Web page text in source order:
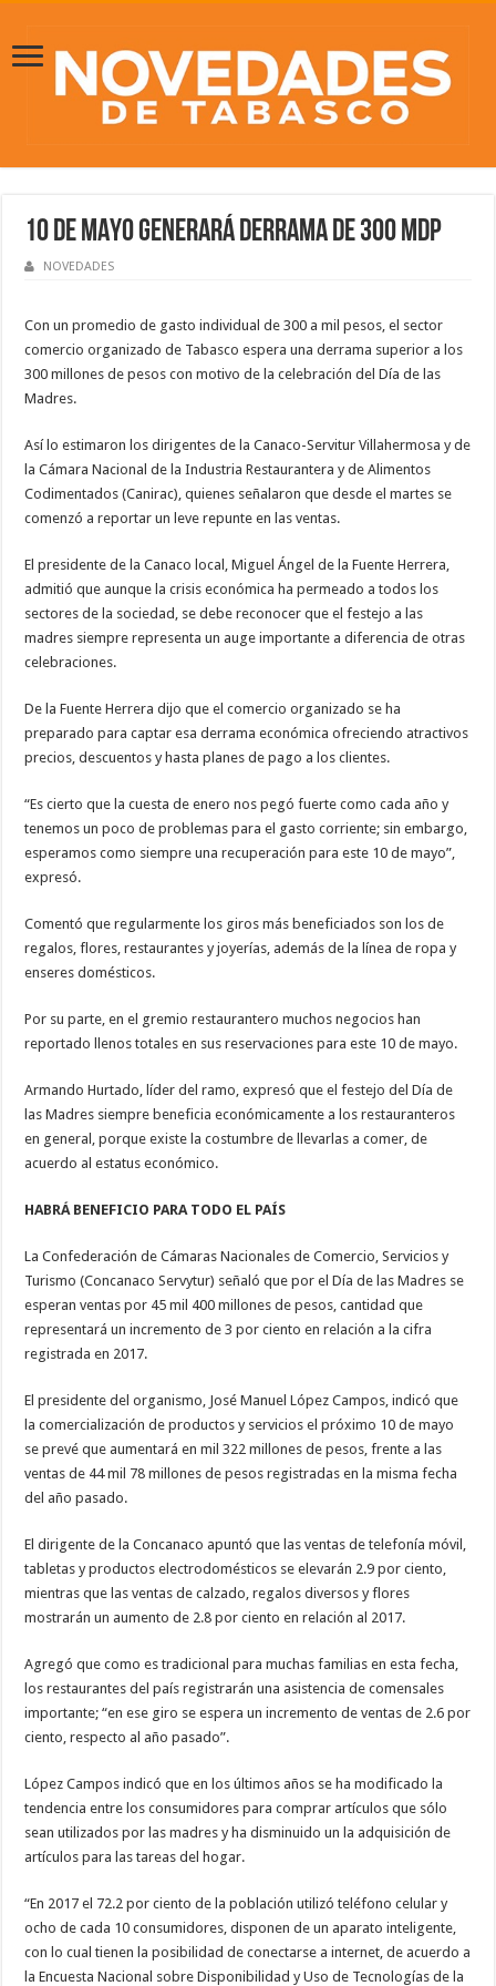
10 DE MAYO GENERARÁ DERRAMA DE 300 MDP
NOVEDADES
Con un promedio de gasto individual de 300 a mil pesos, el sector
comercio organizado de Tabasco espera una derrama superior a los
300 millones de pesos con motivo de la celebración del Día de las
Madres.
Así lo estimaron los dirigentes de la Canaco-Servitur Villahermosa y de
la Cámara Nacional de la Industria Restaurantera y de Alimentos
Codimentados (Canirac), quienes señalaron que desde el martes se
comenzó a reportar un leve repunte en las ventas.
El presidente de la Canaco local, Miguel Ángel de la Fuente Herrera,
admitió que aunque la crisis económica ha permeado a todos los
sectores de la sociedad, se debe reconocer que el festejo a las
madres siempre representa un auge importante a diferencia de otras
celebraciones.
De la Fuente Herrera dijo que el comercio organizado se ha
preparado para captar esa derrama económica ofreciendo atractivos
precios, descuentos y hasta planes de pago a los clientes.
“Es cierto que la cuesta de enero nos pegó fuerte como cada año y
tenemos un poco de problemas para el gasto corriente; sin embargo,
esperamos como siempre una recuperación para este 10 de mayo”,
expresó.
Comentó que regularmente los giros más beneficiados son los de
regalos, flores, restaurantes y joyerías, además de la línea de ropa y
enseres domésticos.
Por su parte, en el gremio restaurantero muchos negocios han
reportado llenos totales en sus reservaciones para este 10 de mayo.
Armando Hurtado, líder del ramo, expresó que el festejo del Día de
las Madres siempre beneficia económicamente a los restauranteros
en general, porque existe la costumbre de llevarlas a comer, de
acuerdo al estatus económico.
HABRÁ BENEFICIO PARA TODO EL PAÍS
La Confederación de Cámaras Nacionales de Comercio, Servicios y
Turismo (Concanaco Servytur) señaló que por el Día de las Madres se
esperan ventas por 45 mil 400 millones de pesos, cantidad que
representará un incremento de 3 por ciento en relación a la cifra
registrada en 2017.
El presidente del organismo, José Manuel López Campos, indicó que
la comercialización de productos y servicios el próximo 10 de mayo
se prevé que aumentará en mil 322 millones de pesos, frente a las
ventas de 44 mil 78 millones de pesos registradas en la misma fecha
del año pasado.
El dirigente de la Concanaco apuntó que las ventas de telefonía móvil,
tabletas y productos electrodomésticos se elevarán 2.9 por ciento,
mientras que las ventas de calzado, regalos diversos y flores
mostrarán un aumento de 2.8 por ciento en relación al 2017.
Agregó que como es tradicional para muchas familias en esta fecha,
los restaurantes del país registrarán una asistencia de comensales
importante; “en ese giro se espera un incremento de ventas de 2.6 por
ciento, respecto al año pasado”.
López Campos indicó que en los últimos años se ha modificado la
tendencia entre los consumidores para comprar artículos que sólo
sean utilizados por las madres y ha disminuido un la adquisición de
artículos para las tareas del hogar.
“En 2017 el 72.2 por ciento de la población utilizó teléfono celular y
ocho de cada 10 consumidores, disponen de un aparato inteligente,
con lo cual tienen la posibilidad de conectarse a internet, de acuerdo a
la Encuesta Nacional sobre Disponibilidad y Uso de Tecnologías de la